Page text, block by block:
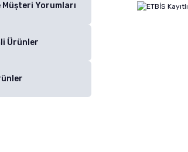
Müşteri Yorumları
Ürünler